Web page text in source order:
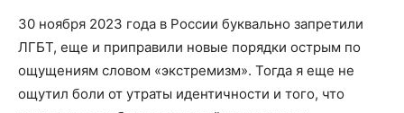
30 ноября 2023 года в России буквально запретили
ЛГБТ, еще и приправили новые порядки острым по
ощущениям словом «экстремизм». Тогда я еще не
ощутил боли от утраты идентичности и того, что